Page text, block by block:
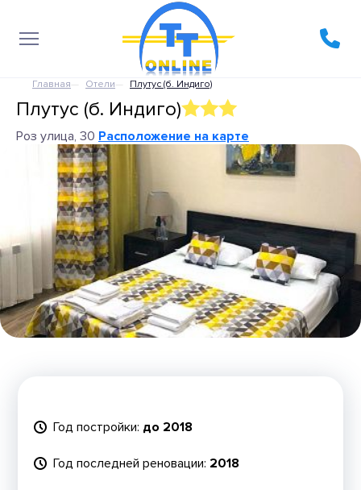
Главная Отели Плутус (б. Индиго)
Плутус (б. Индиго)
Роз улица, 30 Расположение на карте
Год постройки: до 2018
Год последней реновации: 2018